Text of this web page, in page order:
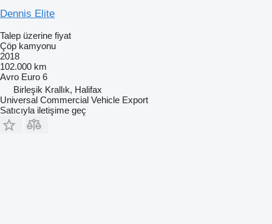
Dennis Elite
Talep üzerine fiyat
Çöp kamyonu
2018
102.000 km
Avro Euro 6
Birleşik Krallık, Halifax
Universal Commercial Vehicle Export
Satıcıyla iletişime geç